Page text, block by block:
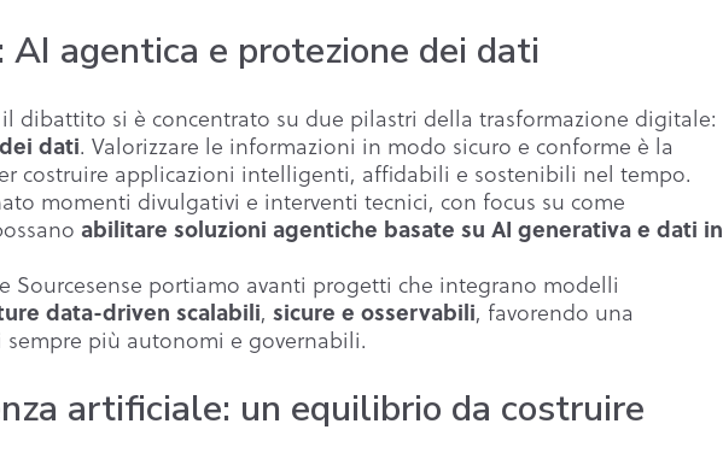
AI agentica e protezione dei dati
dibattito si è concentrato su due pilastri della trasformazione digitale:
dati. Valorizzare le informazioni in modo sicuro e conforme è la
costruire applicazioni intelligenti, affidabili e sostenibili nel tempo.
momenti divulgativi e interventi tecnici, con focus su come
abilitare soluzioni agentiche basate su AI generativa e dati in
Sourcesense portiamo avanti progetti che integrano modelli
data-driven scalabili, sicure e osservabili, favorendo una
sempre più autonomi e governabili.
artificiale: un equilibrio da costruire